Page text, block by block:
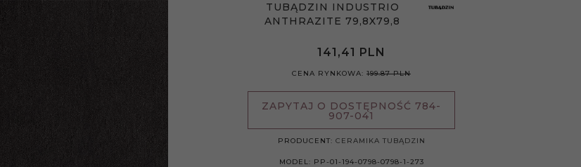
TUBĄDZIN INDUSTRIO
ANTHRAZITE 79,8X79,8
141,41 PLN
CENA RYNKOWA:199.87 PLN
ZAPYTAJ O DOSTĘPNOŚĆ 784-
907-041
PRODUCENT: CERAMIKA TUBĄDZIN
MODEL: PP-01-194-0798-0798-1-273